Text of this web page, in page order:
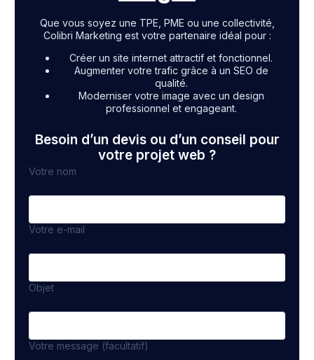
Que vous soyez une TPE, PME ou une collectivité,
Colibri Marketing est votre partenaire idéal pour :
Créer un site internet attractif et fonctionnel.
Augmenter votre trafic grâce à un SEO de
qualité.
Moderniser votre image avec un design
professionnel et engageant.
Besoin d’un devis ou d’un conseil pour
votre projet web ?
Votre nom
Votre e-mail
Objet
Votre message (facultatif)